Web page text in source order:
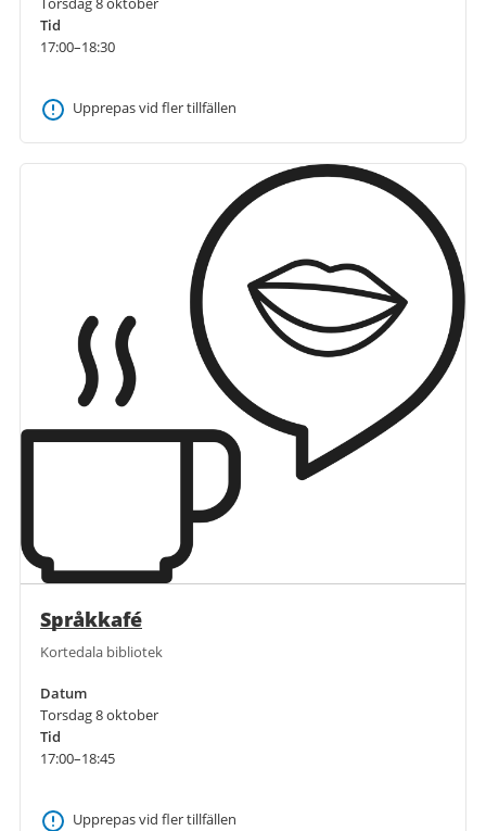
Tid
17:00–18:30
Upprepas vid fler tillfällen
Språkkafé
Kortedala bibliotek
Datum
Torsdag 8 oktober
Tid
17:00–18:45
Upprepas vid fler tillfällen